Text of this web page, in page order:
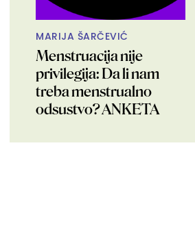
MARIJA ŠARČEVIĆ
Menstruacija nije
privilegija: Da li nam
treba menstrualno
odsustvo? ANKETA